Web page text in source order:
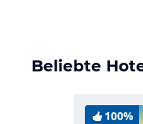
Beliebte
100%